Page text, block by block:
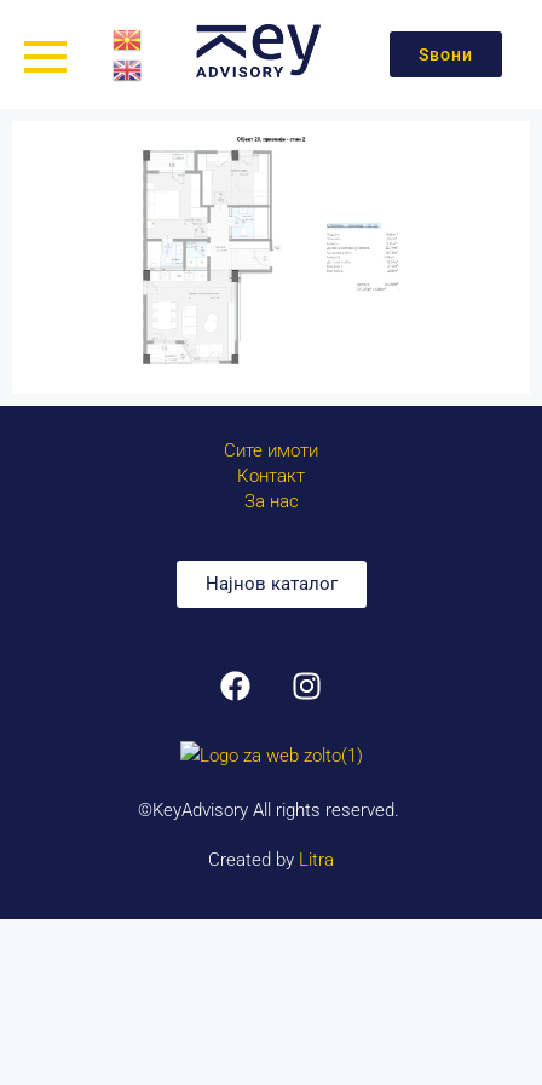
Ѕвони
Сите имоти
Контакт
За нас
Најнов каталог
©KeyAdvisory All rights reserved.
Created by Litra